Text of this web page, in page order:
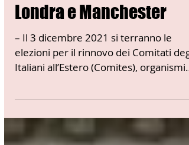
Elezioni dei Comitati
degli italiani all’estero di
Londra e Manchester
Italiani all’Estero (Comites), organismi
rappresentativi...